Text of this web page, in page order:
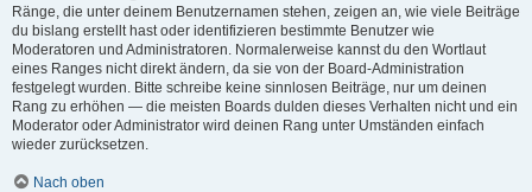
Ränge, die unter deinem Benutzernamen stehen, zeigen an, wie viele Beiträge
du bislang erstellt hast oder identifizieren bestimmte Benutzer wie
Moderatoren und Administratoren. Normalerweise kannst du den Wortlaut
eines Ranges nicht direkt ändern, da sie von der Board-Administration
festgelegt wurden. Bitte schreibe keine sinnlosen Beiträge, nur um deinen
Rang zu erhöhen — die meisten Boards dulden dieses Verhalten nicht und ein
Moderator oder Administrator wird deinen Rang unter Umständen einfach
wieder zurücksetzen.
Nach oben